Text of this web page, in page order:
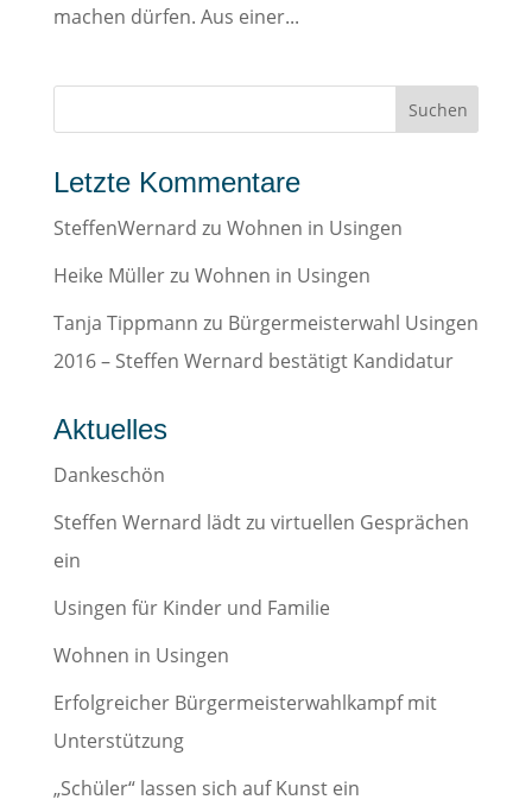
machen dürfen. Aus einer...
Letzte Kommentare
SteffenWernard zu Wohnen in Usingen
Heike Müllerzu Wohnen in Usingen
Tanja Tippmann zu Bürgermeisterwahl Usingen
2016 – Steffen Wernard bestätigt Kandidatur
Aktuelles
Dankeschön
Steffen Wernard lädt zu virtuellen Gesprächen
ein
Usingen für Kinder und Familie
Wohnen in Usingen
Erfolgreicher Bürgermeisterwahlkampf mit
Unterstützung
„Schüler“ lassen sich auf Kunst ein